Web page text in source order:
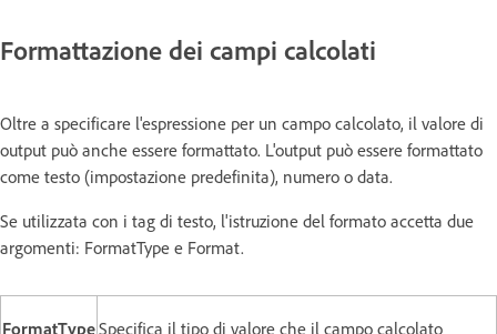
Formattazione dei campi calcolati
Oltre a specificare l'espressione per un campo calcolato, il valore di
output può anche essere formattato. L'output può essere formattato
come testo (impostazione predefinita), numero o data.
Se utilizzata con i tag di testo, l'istruzione del formato accetta due
argomenti: FormatType e Format.
FormatTypeSpecifica il tipo di valore che il campo calcolato